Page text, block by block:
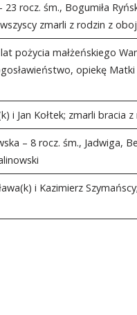
23 rocz. śm., Bogumiła
zmarli z rodzin z
pożycia małżeńskiego
opiekę
i Jan Kołtek; zmarli bracia
– 8 rocz. śm., Jadwiga,
i Kazimierz